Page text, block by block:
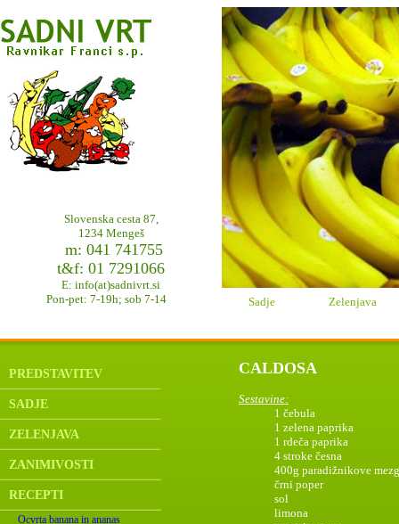
Slovenska cesta 87,
1234 Mengeš
m: 041 741755
t&f: 01 7291066
E: info(at)sadnivrt.si
Pon-pet: 7-19h; sob 7-14
Sadje Zelenjava
PREDSTAVITEV
SADJE
ZELENJAVA
ZANIMIVOSTI
RECEPTI
Ocvrta banana in ananas
CALDOSA
Sestavine:
1 čebula
1 zelena paprika
1 rdeča paprika
4 stroke česna
400g paradižnikove
črni poper
sol
limona